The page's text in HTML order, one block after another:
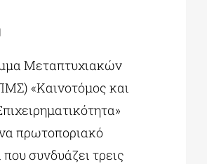
Μεταπτυχιακών
«Καινοτόμος και
πρωτοποριακό
συνδυάζει τρεις